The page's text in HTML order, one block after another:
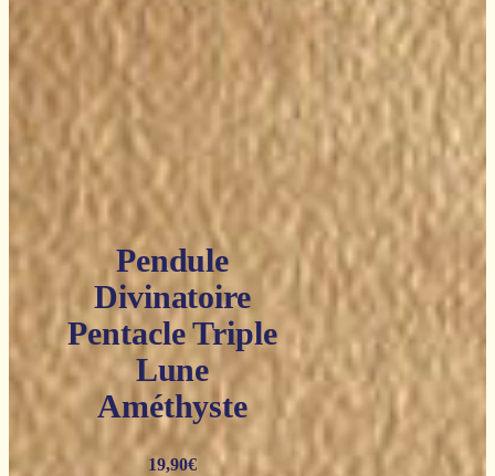
Pendule
Divinatoire
Pentacle Triple
Lune
Améthyste
19,90€